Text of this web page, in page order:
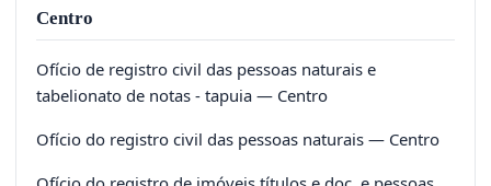
Centro
Ofício de registro civil das pessoas naturais e
tabelionato de notas - tapuia — Centro
Ofício do registro civil das pessoas naturais — Centro